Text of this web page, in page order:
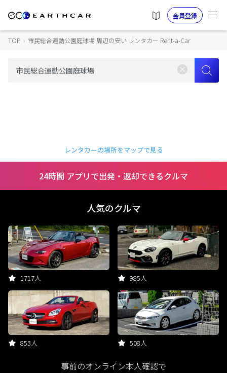
会員登録
TOP › 市民総合運動公園庭球場 周辺の安い レンタカー Rent-a-Car
レンタカーの場所をマップで見る
24時間 アプリで出発・返却できるクルマ
人気のクルマ
1717人 985人
853人 508人
事前のオンライン本人確認で